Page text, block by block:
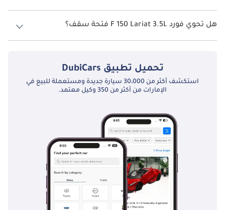
نظام الدفع في فورد F 150 Four Wheel Drive Lariat 3.5L.
هل تحوي فورد F 150 Lariat 3.5L فتحة سقف؟
نعم توفر فورد F 150 Lariat 3.5L فتحة السقف كخيار.
تحميل تطبيق DubiCars
استكشف أكثر من 30،000 سيارة جديدة ومستعملة للبيع في
الإمارات من أكثر من 350 وكيل معتمد.